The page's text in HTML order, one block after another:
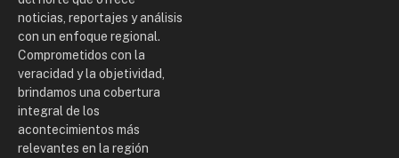
noticias, reportajes y análisis
con un enfoque regional.
Comprometidos con la
veracidad y la objetividad,
brindamos una cobertura
integral de los
acontecimientos más
relevantes en la región